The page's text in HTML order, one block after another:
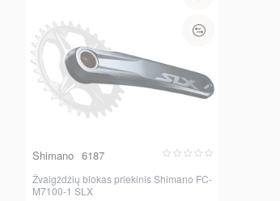
Shimano 6187
Žvaigždžių blokas priekinis Shimano FC-
M7100-1 SLX